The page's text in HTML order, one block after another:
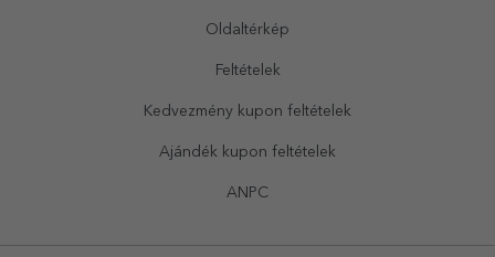
Oldaltérkép
Feltételek
Kedvezmény kupon feltételek
Ajándék kupon feltételek
ANPC